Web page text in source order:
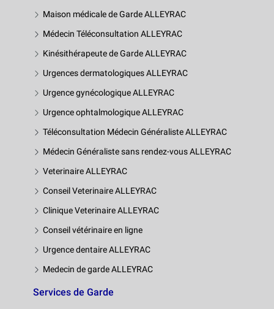
Maison médicale de Garde ALLEYRAC
Médecin Téléconsultation ALLEYRAC
Kinésithérapeute de Garde ALLEYRAC
Urgences dermatologiques ALLEYRAC
Urgence gynécologique ALLEYRAC
Urgence ophtalmologique ALLEYRAC
Téléconsultation Médecin Généraliste ALLEYRAC
Médecin Généraliste sans rendez-vous ALLEYRAC
Veterinaire ALLEYRAC
Conseil Veterinaire ALLEYRAC
Clinique Veterinaire ALLEYRAC
Conseil vétérinaire en ligne
Urgence dentaire ALLEYRAC
Medecin de garde ALLEYRAC
Services de Garde